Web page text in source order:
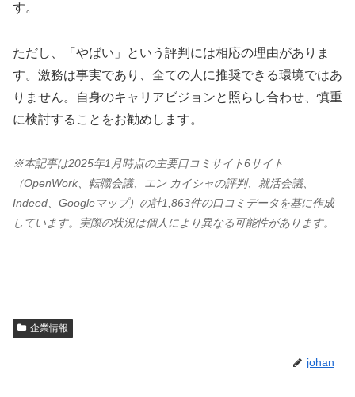
す。
ただし、「やばい」という評判には相応の理由がありま
す。激務は事実であり、全ての人に推奨できる環境ではあ
りません。自身のキャリアビジョンと照らし合わせ、慎重
に検討することをお勧めします。
※本記事は2025年1月時点の主要口コミサイト6サイト
（OpenWork、転職会議、エン カイシャの評判、就活会議、
Indeed、Googleマップ）の計1,863件の口コミデータを基に作成
しています。実際の状況は個人により異なる可能性があります。
企業情報
johan